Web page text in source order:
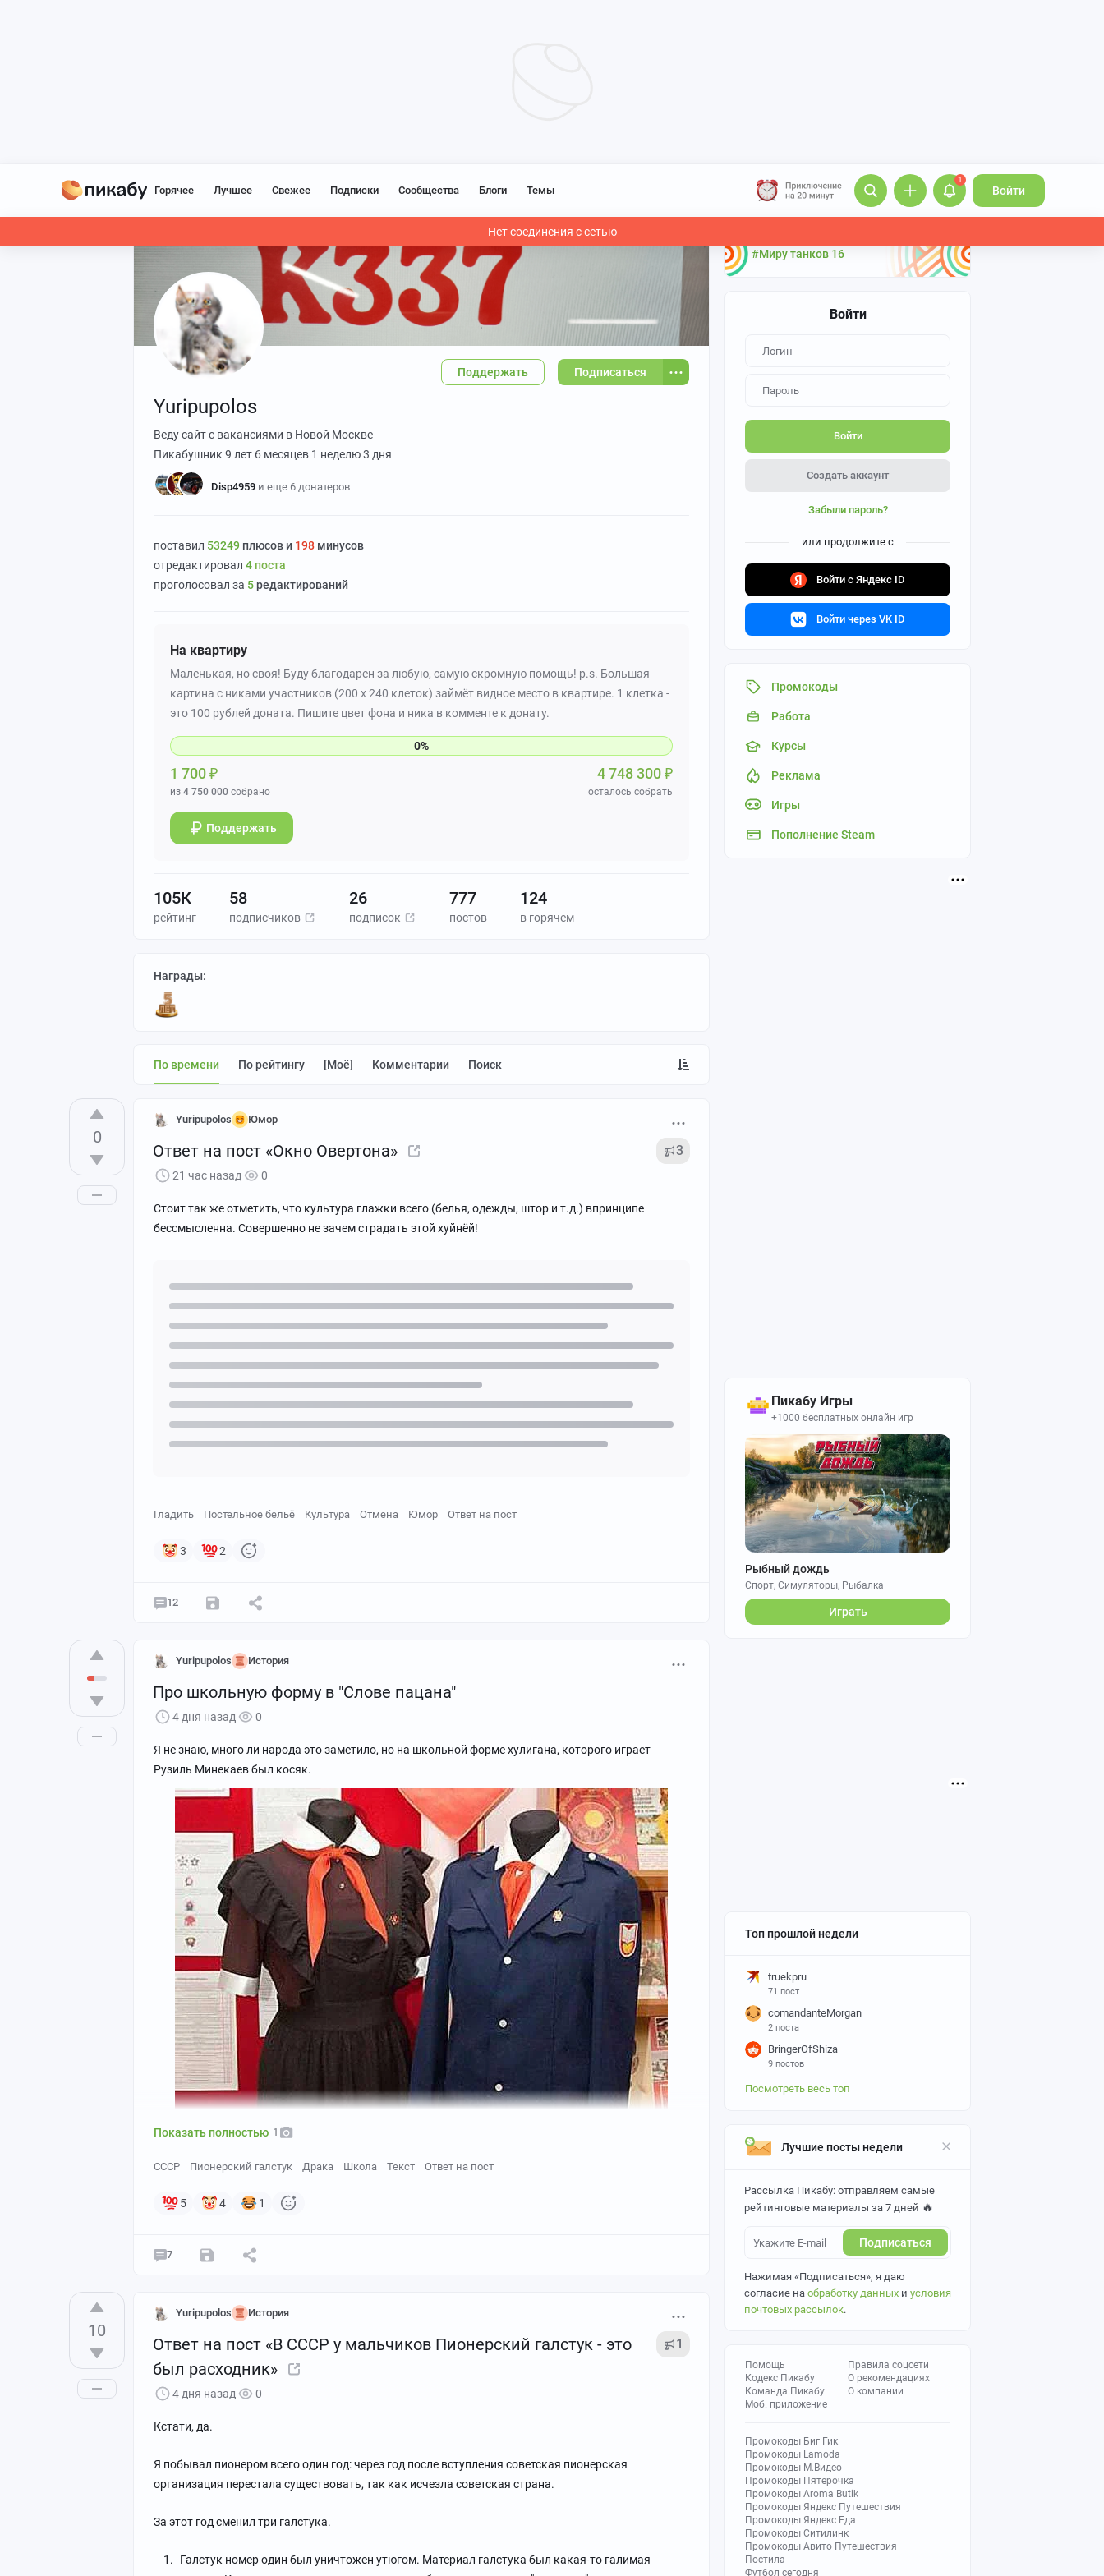
Горячее Лучшее Свежее Подписки Сообщества Блоги Темы
1
Войти
#Миру танков 16
Войти
Войти
Создать аккаунт
Забыли пароль?
или продолжите с
Войти с Яндекс ID
Войти через VK ID
Промокоды
Работа
Курсы
Реклама
Игры
Пополнение Steam
Пикабу Игры
+1000 бесплатных онлайн игр
Рыбный дождь
Спорт, Симуляторы, Рыбалка
Играть
Топ прошлой недели
truekpru
71 пост
comandanteMorgan
2 поста
BringerOfShiza
9 постов
Посмотреть весь топ
Лучшие посты недели
Рассылка Пикабу: отправляем самые
рейтинговые материалы за 7 дней 🔥
Подписаться
Нажимая «Подписаться», я даю
согласие на обработку данных и условия
почтовых рассылок.
Помощь
Кодекс Пикабу
Команда Пикабу
Моб. приложение
Правила соцсети
О рекомендациях
О компании
Промокоды Биг Гик
Промокоды Lamoda
Промокоды М.Видео
Промокоды Пятерочка
Промокоды Aroma Butik
Промокоды Яндекс Путешествия
Промокоды Яндекс Еда
Промокоды Ситилинк
Промокоды Авито Путешествия
Постила
Футбол сегодня
Yuripupolos
Поддержать Подписаться
Веду сайт с вакансиями в Новой Москве
Пикабушник 9 лет 6 месяцев 1 неделю 3 дня
Disp4959 и еще 6 донатеров
поставил 53249 плюсов и 198 минусов
отредактировал 4 поста
проголосовал за 5редактирований
На квартиру
Маленькая, но своя! Буду благодарен за любую, самую скромную помощь! p.s. Большая
картина с никами участников (200 х 240 клеток) займёт видное место в квартире. 1 клетка -
это 100 рублей доната. Пишите цвет фона и ника в комменте к донату.
1 700₽ 4 748 300₽
из 4 750 000 собрано осталось собрать
Поддержать
105К
рейтинг
58
подписчиков
26
подписок
777
постов
124
в горячем
Награды:
По времени По рейтингу [моё] Комментарии Поиск
0
Yuripupolos Юмор
Ответ на пост «Окно Овертона» 3
21 час назад 0
Стоит так же отметить, что культура глажки всего (белья, одежды, штор и т.д.) впринципе
бессмысленна. Совершенно не зачем страдать этой хуйнёй!
Гладить Постельное бельё Культура Отмена Юмор Ответ на пост
3 2
12
Yuripupolos История
Про школьную форму в "Слове пацана"
4 дня назад 0
Я не знаю, много ли народа это заметило, но на школьной форме хулигана, которого играет
Рузиль Минекаев был косяк.
Фото из тырнетов
Видите на рукаве мужскогго пиджака логотип с книжкой и солнцем, символ стремления к
Так вот. На рукаве у хулигана этой блямбы быть не могло, так как носящие её назывались
неё.
Показать полностью 1
СССР Пионерский галстук Драка Школа Текст Ответ на пост
5 4 1
7
10
Yuripupolos История
Ответ на пост «В СССР у мальчиков Пионерский галстук - это
был расходник»
1
4 дня назад 0
Кстати, да.
Я побывал пионером всего один год: через год после вступления советская пионерская
организация перестала существовать, так как исчезла советская страна.
За этот год сменил три галстука.
Галстук номер один был уничтожен утюгом. Материал галстука был какая-то галимая